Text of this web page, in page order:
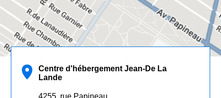
Centre d'hébergement
Centre d'hébergement Jean-De La
Lande
4255, rue Papineau